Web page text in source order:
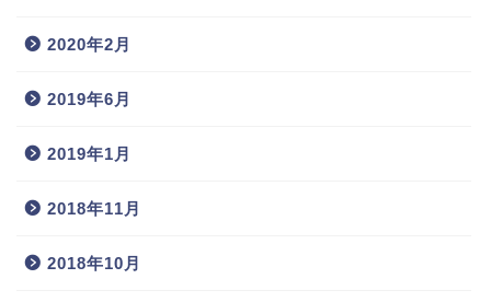
2020年2月
2019年6月
2019年1月
2018年11月
2018年10月